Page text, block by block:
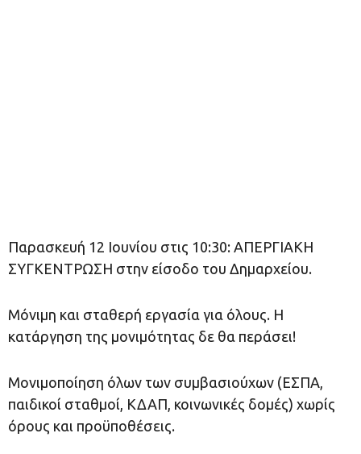
Παρασκευή 12 Ιουνίου στις 10:30: ΑΠΕΡΓΙΑΚΗ
ΣΥΓΚΕΝΤΡΩΣΗ στην είσοδο του Δημαρχείου.
Μόνιμη και σταθερή εργασία για όλους. Η
κατάργηση της μονιμότητας δε θα περάσει!
Μονιμοποίηση όλων των συμβασιούχων (ΕΣΠΑ,
παιδικοί σταθμοί, ΚΔΑΠ, κοινωνικές δομές) χωρίς
όρους και προϋποθέσεις.